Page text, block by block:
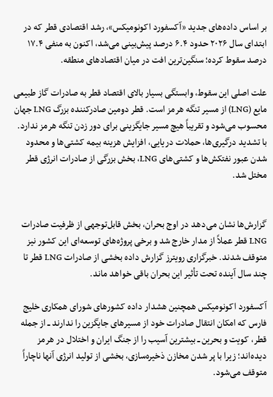
بر اساس داده‌های جدید «آکسفورد اکونومیکس»، رشد اقتصادی قطر که در
ابتدای سال ۲۰۲۶ حدود ۶.۴ درصد پیش‌بینی می‌شد، اکنون به منفی ۱۷.۴
درصد سقوط کرده؛ سنگین‌ترین افت در میان اقتصادهای منطقه.
علت اصلی این سقوط، وابستگی بسیار بالای اقتصاد قطر به صادرات گاز طبیعی
مایع (LNG) از مسیر تنگه هرمز است. قطر دومین صادرکننده بزرگ LNG جهان
محسوب می‌شود و تقریباً هیچ مسیر جایگزینی برای دور زدن تنگه هرمز ندارد.
با تشدید درگیری‌ها، حملات دریایی، افزایش هزینه بیمه کشتی‌ها و محدود
شدن عبور نفتکش‌ها و کشتی‌های LNG، بخش بزرگی از صادرات انرژی قطر
مختل شد.
گزارش‌ها نشان می‌دهد در اوج بحران، بخش قابل‌توجهی از ظرفیت صادرات
LNG قطر عملاً از مدار خارج شد و برخی پروژه‌های توسعه‌ای این کشور نیز
متوقف شدند. خبرگزاری رویترز گزارش داده بخشی از صادرات LNG قطر تا
چند سال آینده تحت تأثیر این بحران باقی خواهد ماند.
آکسفورد اکونومیکس همچنین هشدار داده کشورهای شورای همکاری خلیج
فارس که امکان انتقال صادرات خود از مسیرهای جایگزین را ندارند ــ از جمله
قطر، کویت و بحرین ــ بیشترین آسیب را از جنگ ایران و اختلال در هرمز
دیده‌اند؛ زیرا با پر شدن مخازن ذخیره‌سازی، بخشی از تولید انرژی آنها ناچاراً
متوقف می‌شود.